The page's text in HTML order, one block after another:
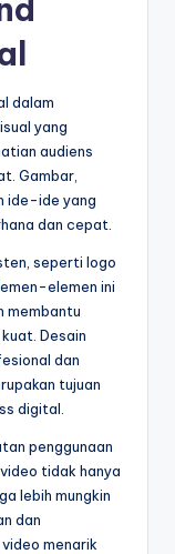
dalam
yang
audiens
Gambar,
ide-ide yang
dan cepat.
seperti logo
elemen ini
membantu
Desain
dan
tujuan
digital.
penggunaan
tidak hanya
lebih mungkin
dan
menarik